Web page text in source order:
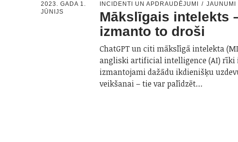
2023. GADA 1.
JŪNIJS
INCIDENTI UN APDRAUDĒJUMI JAUNUMI
Mākslīgais intelekts
izmanto to droši
ChatGPT un citi mākslīgā intelekta
angliski artificial intelligence (AI) rīki
izmantojami dažādu ikdienišķu
veikšanai – tie var palīdzēt…